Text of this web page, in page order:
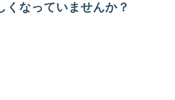
くなっていませんか？